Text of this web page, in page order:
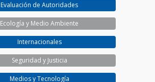
Evaluación de Autoridades
Ecología y Medio Ambiente
Internacionales
Seguridad y Justicia
Medios y Tecnología